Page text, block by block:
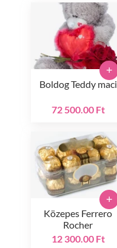
Boldog Teddy maci
72 500.00 Ft
+
Közepes Ferrero
Rocher
12 300.00 Ft
+